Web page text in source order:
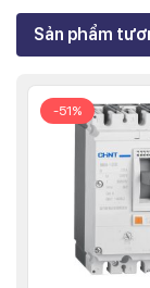
Sản phẩm
-51%